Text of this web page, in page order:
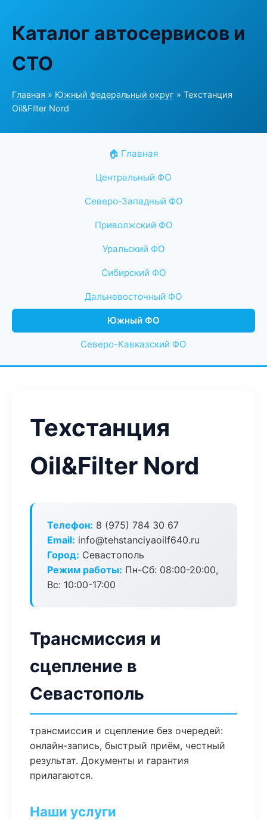
Каталог автосервисов и
СТО
Главная » Южный федеральный округ » Техстанция
Oil&Filter Nord
🏠 Главная
Центральный ФО
Северо-Западный ФО
Приволжский ФО
Уральский ФО
Сибирский ФО
Дальневосточный ФО
Южный ФО
Северо-Кавказский ФО
Техстанция
Oil&Filter Nord
Телефон: 8 (975) 784 30 67
Email: info@tehstanciyaoilf640.ru
Город: Севастополь
Режим работы: Пн-Сб: 08:00-20:00,
Вс: 10:00-17:00
Трансмиссия и
сцепление в
Севастополь
трансмиссия и сцепление без очередей:
онлайн-запись, быстрый приём, честный
результат. Документы и гарантия
прилагаются.
Наши услуги